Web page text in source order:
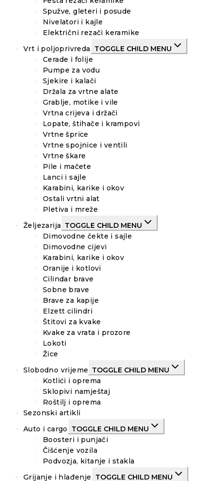
Spužve, gleteri i posude
Nivelatori i kajle
Električni rezači keramike
Vrt i poljoprivreda
TOGGLE CHILD MENU
Cerade i folije
Pumpe za vodu
Sjekire i kalači
Držala za vrtne alate
Grablje, motike i vile
Vrtna crijeva i držači
Lopate, štihače i krampovi
Vrtne šprice
Vrtne spojnice i ventili
Vrtne škare
Pile i mačete
Lanci i sajle
Karabini, karike i okov
Ostali vrtni alat
Pletiva i mreže
Željezarija TOGGLE CHILD MENU
Dimovodne čekte i sajle
Dimovodne cijevi
Karabini, karike i okov
Oranije i kotlovi
Cilindar brave
Sobne brave
Brave za kapije
Elzett cilindri
Štitovi za kvake
Kvake za vrata i prozore
Lokoti
Žice
Slobodno vrijeme TOGGLE CHILD MENU
Kotlići i oprema
Sklopivi namještaj
Roštilj i oprema
Sezonski artikli
Auto i cargo
TOGGLE CHILD MENU
Boosteri i punjači
Čišćenje vozila
Podvozja, kitanje i stakla
Grijanje i hlađenje
TOGGLE CHILD MENU